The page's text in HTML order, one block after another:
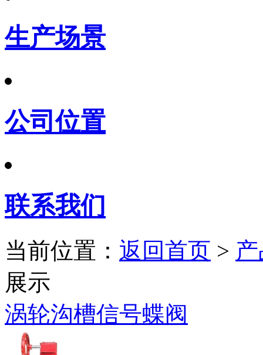
生产场景
公司位置
联系我们
当前位置： 返回首页 >
展示
涡轮沟槽信号蝶阀